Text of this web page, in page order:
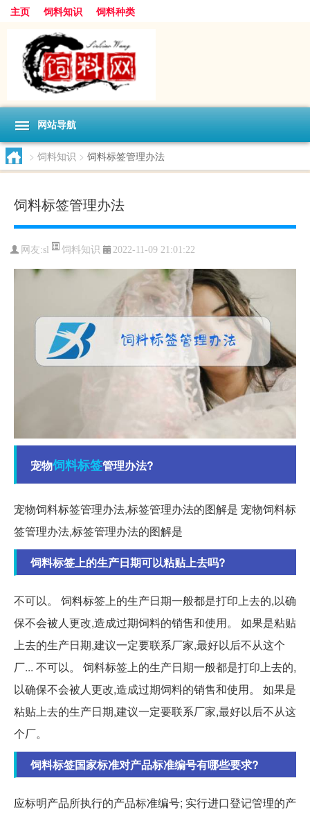
主页 饲料知识 饲料种类
网站导航
> 饲料知识 > 饲料标签管理办法
饲料标签管理办法
网友:sl 饲料知识 2022-11-09 21:01:22
宠物饲料标签管理办法?
宠物饲料标签管理办法,标签管理办法的图解是 宠物饲料标
签管理办法,标签管理办法的图解是
饲料标签上的生产日期可以粘贴上去吗?
不可以。 饲料标签上的生产日期一般都是打印上去的,以确
保不会被人更改,造成过期饲料的销售和使用。 如果是粘贴
上去的生产日期,建议一定要联系厂家,最好以后不从这个
厂... 不可以。 饲料标签上的生产日期一般都是打印上去的,
以确保不会被人更改,造成过期饲料的销售和使用。 如果是
粘贴上去的生产日期,建议一定要联系厂家,最好以后不从这
个厂。
饲料标签国家标准对产品标准编号有哪些要求?
应标明产品所执行的产品标准编号; 实行进口登记管理的产